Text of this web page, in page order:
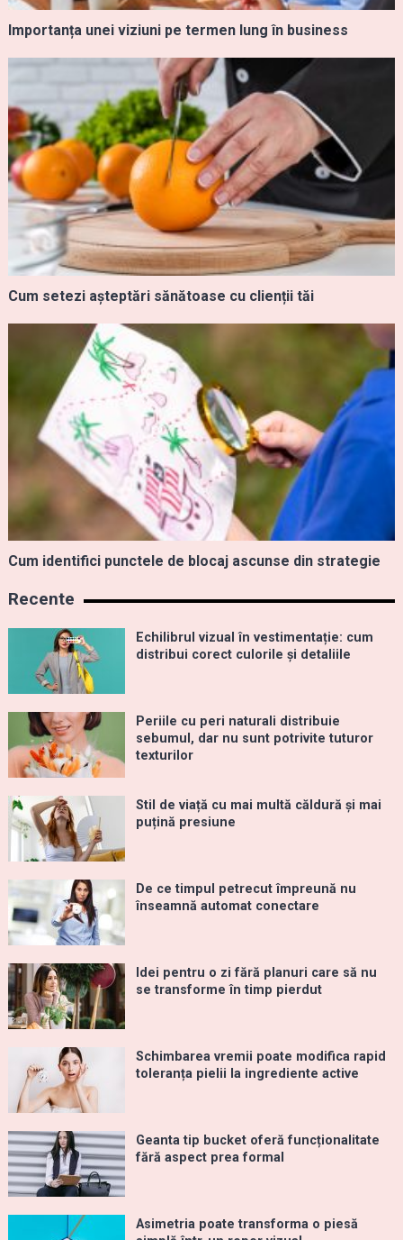
Importanța unei viziuni pe termen lung în business
Cum setezi așteptări sănătoase cu clienții tăi
Cum identifici punctele de blocaj ascunse din strategie
Recente
Echilibrul vizual în vestimentație: cum
distribui corect culorile și detaliile
Periile cu peri naturali distribuie
sebumul, dar nu sunt potrivite tuturor
texturilor
Stil de viață cu mai multă căldură și mai
puțină presiune
De ce timpul petrecut împreună nu
înseamnă automat conectare
Idei pentru o zi fără planuri care să nu
se transforme în timp pierdut
Schimbarea vremii poate modifica rapid
toleranța pielii la ingrediente active
Geanta tip bucket oferă funcționalitate
fără aspect prea formal
Asimetria poate transforma o piesă